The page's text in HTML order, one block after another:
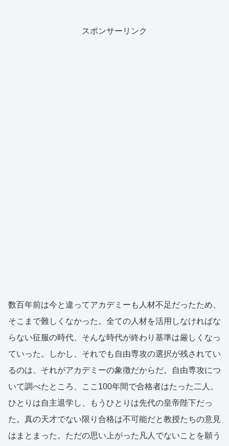
スポンサーリンク
数百年前は今と違ってアカデミーも人材不足だったため、
そこまで難しくなかった。全ての人材を活用しなければな
らない征服の時代、そんな時代が終わり基準は厳しくなっ
ていった。しかし、それでも自由専攻の選択が残されてい
るのは、それがアカデミーの象徴だからだ。自由専攻につ
いて調べたところ、ここ100年間で合格者はたった二人。
ひとりは自主退学し、もうひとりは先代の皇帝陛下だっ
た。真の天才でない限り合格は不可能だと教授たちの意見
はまとまった。ただの思い上がった凡人でないことを願う